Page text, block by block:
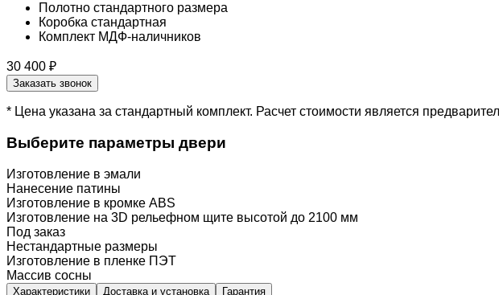
Полотно стандартного размера
Коробка стандартная
Комплект МДФ-наличников
30 400 ₽
Заказать звонок
* Цена указана за стандартный комплект. Расчет стоимости является
Выберите параметры двери
Изготовление в эмали
Нанесение патины
Изготовление в кромке ABS
Изготовление на 3D рельефном щите высотой до 2100 мм
Под заказ
Нестандартные размеры
Изготовление в пленке ПЭТ
Массив сосны
Характеристики Доставка и установка Гарантия